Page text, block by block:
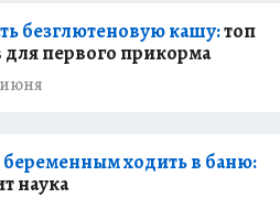
безглютеновую кашу:топ
для первого прикорма
ходить в баню:
наука